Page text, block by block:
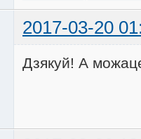
2017-03-20
Дзякуй! А